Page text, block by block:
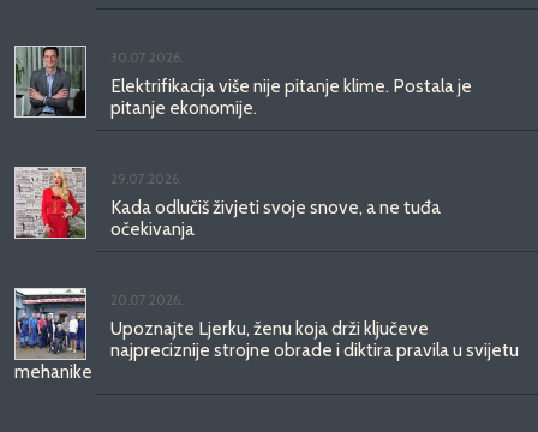
30.07.2026.
Elektrifikacija više nije pitanje klime. Postala je
pitanje ekonomije.
29.07.2026.
Kada odlučiš živjeti svoje snove, a ne tuđa
očekivanja
20.07.2026.
Upoznajte Ljerku, ženu koja drži ključeve
najpreciznije strojne obrade i diktira pravila u svijetu
mehanike